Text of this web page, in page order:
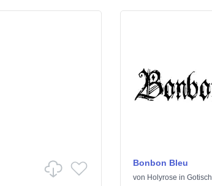
Bonbon Bleu
von Holyrose in Gotisch